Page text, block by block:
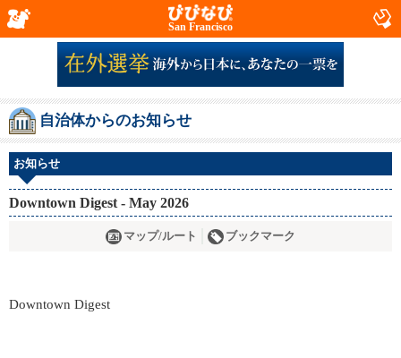
San Francisco
自治体からのお知らせ
お知らせ
Downtown Digest - May 2026
マップ/ルート ブックマーク
Downtown Digest